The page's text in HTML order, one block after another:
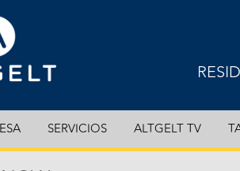
SERVICIOS ALTGELT TV